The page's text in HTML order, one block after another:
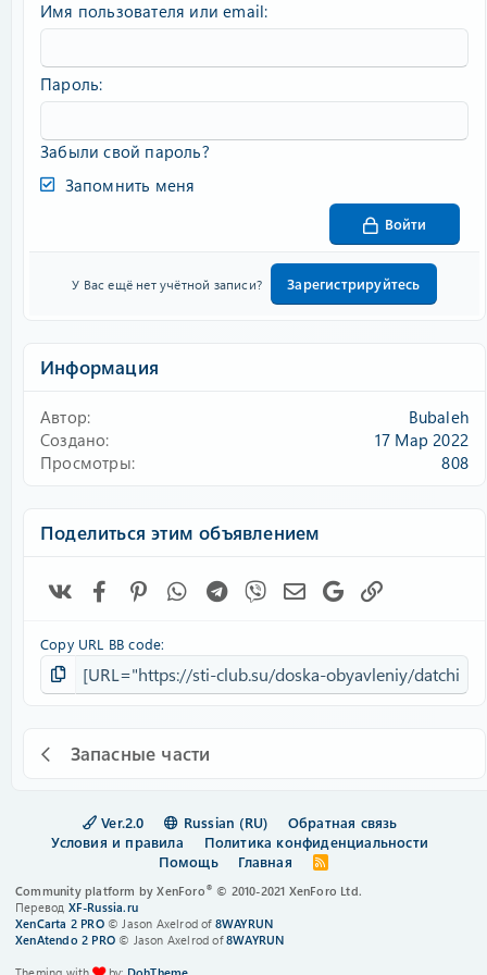
Имя пользователя или email
Пароль
Забыли свой пароль?
Запомнить меня
Войти
У Вас ещё нет учётной записи? Зарегистрируйтесь
Информация
Автор
Bubaleh
Создано
17 Мар 2022
Просмотры
808
Поделиться этим объявлением
FacebookPinterestWhatsAppTelegram
Viber Электронная почта
Google
Copy URL BB code
Запасные части
Ver.2.0 Russian (RU)
Обратная связь
Условия и правила
Политика конфиденциальности
Помощь
Главная
R
S
Community platform by XenForo® © 2010-2021 XenForo Ltd.
Перевод XF-Russia.ru
XenCarta 2 PRO© Jason Axelrod of 8WAYRUN
XenAtendo 2 PRO © Jason Axelrod of8WAYRUN